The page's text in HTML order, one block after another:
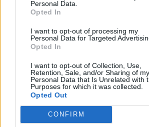
Personal Data.
Opted In
I want to opt-out of processing my
Personal Data for Targeted
Opted In
I want to opt-out of Collection, Use,
Retention, Sale, and/or Sharing of my
Personal Data that Is Unrelated with
Purposes for which it was collected.
Opted Out
CONFIRM
Alpha Bank: Για πρώτη φορά το Αρχαίο
πύλες του σε όλους
ΠΕΡΙΣΣΌΤΕΡΑ ΣΕ ΑΥΤΉ ΤΗΝ